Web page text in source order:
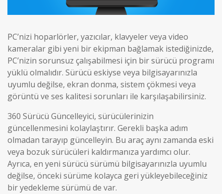
PC’nizi hoparlörler, yazıcılar, klavyeler veya video
kameralar gibi yeni bir ekipman bağlamak istediğinizde,
PC’nizin sorunsuz çalışabilmesi için bir sürücü programı
yüklü olmalıdır. Sürücü eskiyse veya bilgisayarınızla
uyumlu değilse, ekran donma, sistem çökmesi veya
görüntü ve ses kalitesi sorunları ile karşılaşabilirsiniz.
360 Sürücü Güncelleyici, sürücülerinizin
güncellenmesini kolaylaştırır. Gerekli başka adım
olmadan tarayıp güncelleyin. Bu araç aynı zamanda eski
veya bozuk sürücüleri kaldırmanıza yardımcı olur.
Ayrıca, en yeni sürücü sürümü bilgisayarınızla uyumlu
değilse, önceki sürüme kolayca geri yükleyebileceğiniz
bir yedekleme sürümü de var.